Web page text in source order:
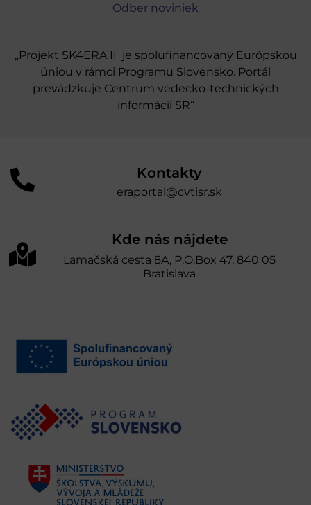
Odber noviniek
„Projekt SK4ERA II je spolufinancovaný Európskou
úniou v rámci Programu Slovensko. Portál
prevádzkuje Centrum vedecko-technických
informácií SR“
Kontakty
eraportal@cvtisr.sk
Kde nás nájdete
Lamačská cesta 8A, P.O.Box 47, 840 05
Bratislava